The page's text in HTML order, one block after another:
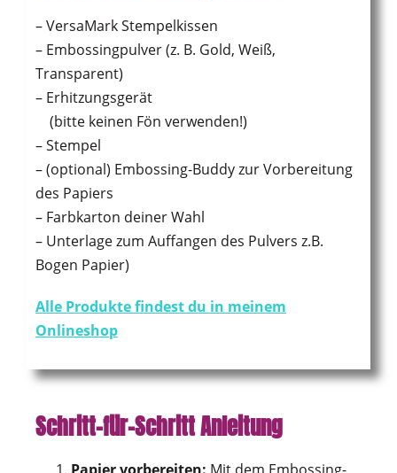
– VersaMark Stempelkissen
– Embossingpulver (z. B. Gold, Weiß,
Transparent)
– Erhitzungsgerät
(bitte keinen Fön verwenden!)
– Stempel
– (optional) Embossing-Buddy zur Vorbereitung
des Papiers
– Farbkarton deiner Wahl
– Unterlage zum Auffangen des Pulvers z.B.
Bogen Papier)
Alle Produkte findest du in meinem
Onlineshop
Schritt-für-Schritt Anleitung